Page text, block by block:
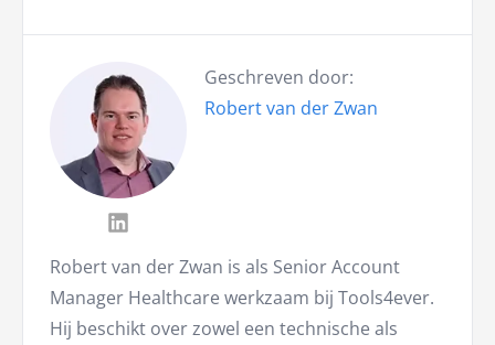
Geschreven door:
Robert van der Zwan
Robert van der Zwan is als Senior Account
Manager Healthcare werkzaam bij Tools4ever.
Hij beschikt over zowel een technische als